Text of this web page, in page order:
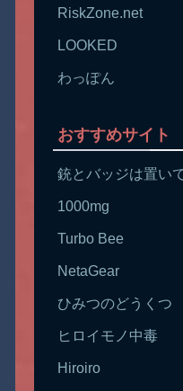
RiskZone.net
LOOKED
わっぽん
おすすめサイト
銃とバッジは置い
1000mg
Turbo Bee
NetaGear
ひみつのどうくつ
ヒロイモノ中毒
Hiroiro